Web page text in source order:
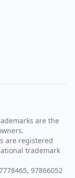
are the
are registered
trademark
97866052